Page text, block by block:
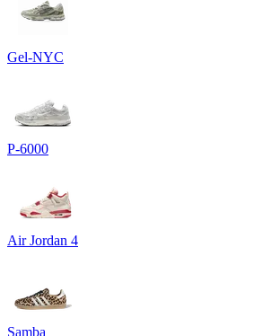
Gel-NYC
P-6000
Air Jordan 4
Samba